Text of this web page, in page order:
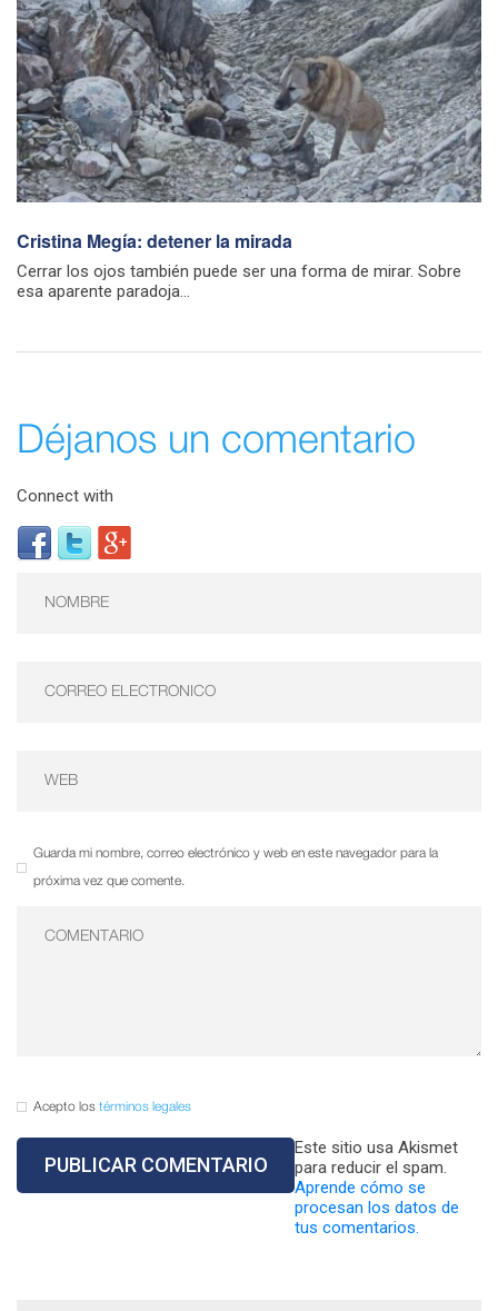
Cristina Megía: detener la mirada
Cerrar los ojos también puede ser una forma de mirar. Sobre
esa aparente paradoja...
Déjanos un comentario
Connect with
Guarda mi nombre, correo electrónico y web en este navegador para la
próxima vez que comente.
Acepto los términos legales
Este sitio usa Akismet
para reducir el spam.
Aprende cómo se
procesan los datos de
tus comentarios.